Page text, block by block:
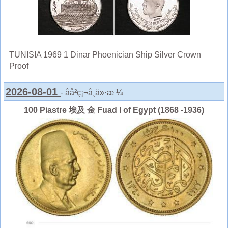
TUNISIA 1969 1 Dinar Phoenician Ship Silver Crown
Proof
2026-08-01 - åå²ç¡¬å¸ä»·æ ¼
100 Piastre 埃及 金 Fuad I of Egypt (1868 -1936)